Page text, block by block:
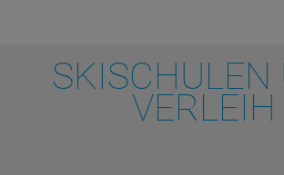
SKISCHULEN
VERLEIH